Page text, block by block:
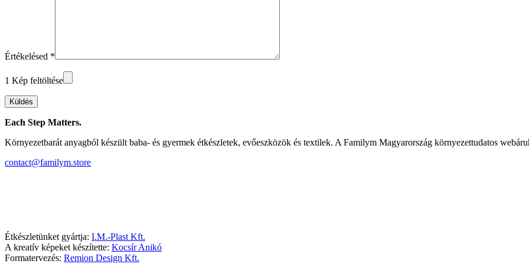
Értékelésed *
1 Kép feltöltése
Küldés
Each Step Matters.
Környezetbarát anyagból készült baba- és gyermek étkészletek, evőeszközök és textilek. A Familym Magyarország környezettudatos
contact@familym.store
Étkészletünket gyártja: I.M.-Plast Kft.
A kreatív képeket készítette: Kocsír Anikó
Formatervezés: Remion Design Kft.